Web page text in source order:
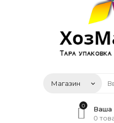
0
Ваша
0